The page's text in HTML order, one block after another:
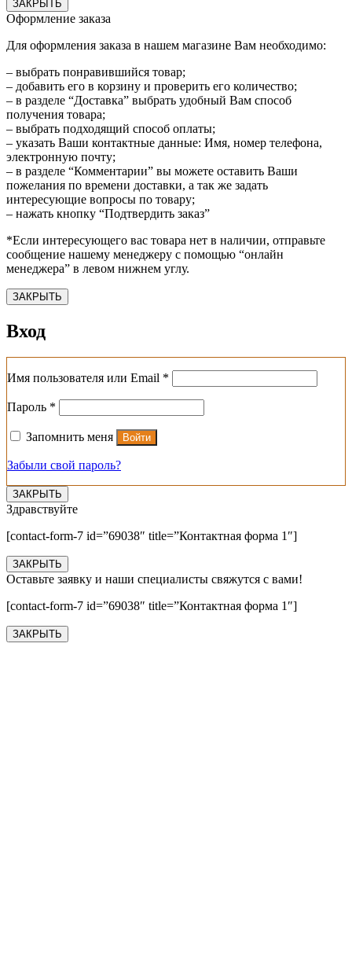
ЗАКРЫТЬ
Оформление заказа
Для оформления заказа в нашем магазине Вам необходимо:
– выбрать понравившийся товар;
– добавить его в корзину и проверить его количество;
– в разделе “Доставка” выбрать удобный Вам способ
получения товара;
– выбрать подходящий способ оплаты;
– указать Ваши контактные данные: Имя, номер телефона,
электронную почту;
– в разделе “Комментарии” вы можете оставить Ваши
пожелания по времени доставки, а так же задать
интересующие вопросы по товару;
– нажать кнопку “Подтвердить заказ”
*Если интересующего вас товара нет в наличии, отправьте
сообщение нашему менеджеру с помощью “онлайн
менеджера” в левом нижнем углу.
ЗАКРЫТЬ
Вход
Имя пользователя или Email *
Пароль *
Запомнить меня Войти
Забыли свой пароль?
ЗАКРЫТЬ
Здравствуйте
[contact-form-7 id=”69038″ title=”Контактная форма 1″]
ЗАКРЫТЬ
Оставьте заявку и наши специалисты свяжутся с вами!
[contact-form-7 id=”69038″ title=”Контактная форма 1″]
ЗАКРЫТЬ